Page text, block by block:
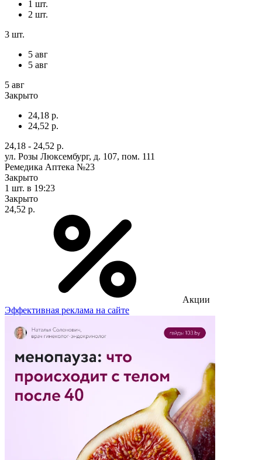
1 шт.
2 шт.
3 шт.
5 авг
5 авг
5 авг
Закрыто
24,18 р.
24,52 р.
24,18 - 24,52 р.
ул. Розы Люксембург, д. 107, пом. 111
Ремедика Аптека №23
Закрыто
1 шт. в 19:23
Закрыто
24,52 р.
Акции
Эффективная реклама на сайте